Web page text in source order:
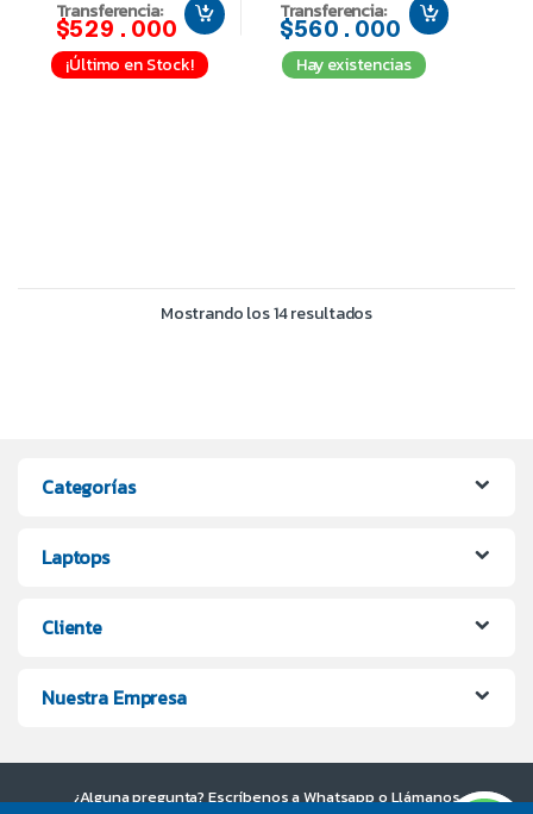
Transferencia:
$529.000
¡Último en Stock!
Transferencia:
$560.000
Hay existencias
Mostrando los 14 resultados
Categorías
Laptops
Cliente
Nuestra Empresa
¿Alguna pregunta? Escríbenos a Whatsapp o Llámanos